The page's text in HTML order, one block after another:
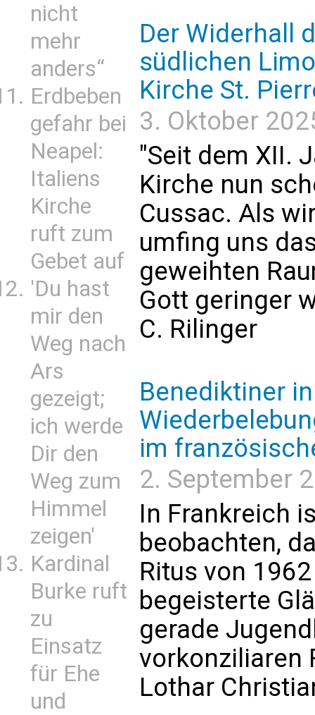
nicht
mehr
anders“
Erdbeben
gefahr bei
Neapel:
Italiens
Kirche
ruft zum
Gebet auf
'Du hast
mir den
Weg nach
Ars
gezeigt;
ich werde
Dir den
Weg zum
Himmel
zeigen'
Kardinal
Burke ruft
zu
Einsatz
für Ehe
und
Der Widerhall
südlichen
Kirche St.
3. Oktober
"Seit dem XII.
Kirche nun
Cussac. Als
umfing uns
geweihten
Gott geringer
C. Rilinger
Benediktiner
im
2. September
In Frankreich
beobachten,
Ritus von
begeisterte
gerade
vorkonziliaren
Lothar